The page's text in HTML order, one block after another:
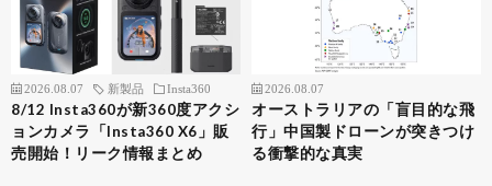
2026.08.07 新製品 Insta360
8/12 Insta360が新360度アクシ
ョンカメラ「Insta360 X6」販
売開始！リーク情報まとめ
2026.08.07
オーストラリアの「盲目的な飛
行」中国製ドローンが突きつけ
る衝撃的な真実